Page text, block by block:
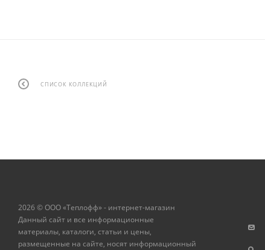
СПИСОК КОЛЛЕКЦИЙ
2026 © ООО «Теплофф» - интернет-магазин
Данный сайт и все информационные
материалы, каталоги, статьи и цены,
размещенные на сайте, носят информационный